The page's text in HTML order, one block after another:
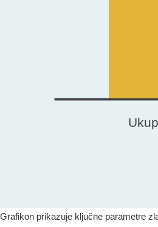
Grafikon prikazuje ključne parametre